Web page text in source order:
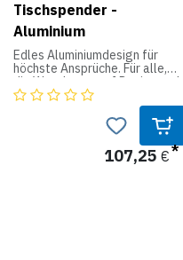
Tischspender -
Aluminium
Edles Aluminiumdesign für
höchste Ansprüche. Für alle,
die Wert legen auf Design und
Funktonalität.
Dank der Einzelentnahme sinkt
der Serviettenverbrauch um
mindestens 25% im Vergleich
zu herkömmlichen
Serviettenspendern -107,25 €